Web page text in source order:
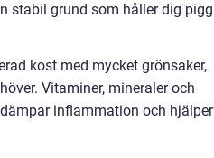
stabil grund som håller dig pigg
kost med mycket grönsaker,
Vitaminer, mineraler och
inflammation och hjälper